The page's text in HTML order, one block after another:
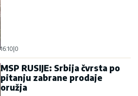
16:10 0
MSP RUSIJE: Srbija čvrsta po
pitanju zabrane prodaje
oružja